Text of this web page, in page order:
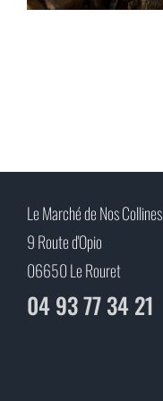
Le Marché de Nos Collines
9 Route d'Opio
06650 Le Rouret
04 93 77 34 21